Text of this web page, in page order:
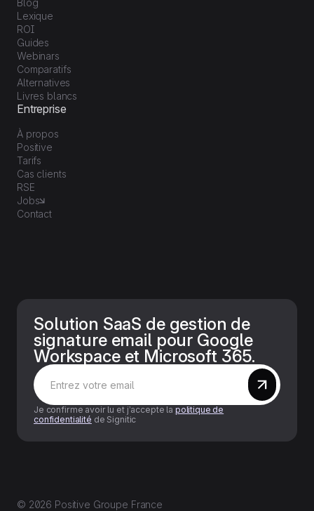
Blog
Lexique
ROI
Guides
Webinars
Comparatifs
Alternatives
Livres blancs
Entreprise
À propos
Positive
Tarifs
Cas clients
RSE
Jobs
Contact
Solution SaaS de gestion de
signature email pour Google
Workspace et Microsoft 365.
Je confirme avoir lu et j’accepte la politique de
confidentialité de Signitic
© 2026 Positive Groupe France